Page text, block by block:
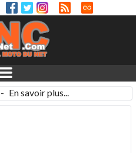
- En savoir plus...